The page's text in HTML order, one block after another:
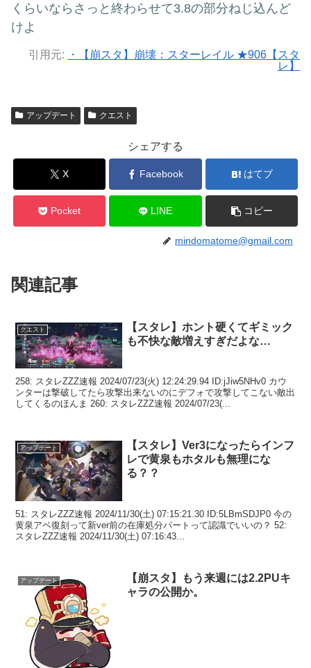
くらいならさっと終わらせて3.8の部分ねじ込んど
けよ
引用元:
・【崩スタ】崩壊：スターレイル ★906【スタ
レ】
アップデート クエスト
シェアする
X Facebook はてブ
Pocket LINE コピー
mindomatome@gmail.com
関連記事
クエスト
【スタレ】ホント硬くてギミック
も不快な敵増えすぎだよな…
258: スタレZZZ速報 2024/07/23(火) 12:24:29.94 ID:jJiw5NHv0 カウ
ンターは撃破してたら攻撃出来ないのにデフォで攻撃してこない敵出
してくるのほんま 260: スタレZZZ速報 2024/07/23(...
アップデート
【スタレ】Ver3になったらインフ
レで黄泉もホタルも無理にな
る？？
51: スタレZZZ速報 2024/11/30(土) 07:15:21.30 ID:5LBmSDJP0 今の
黄泉アベ復刻って新ver前の在庫処分パートって認識でいいの？ 52:
スタレZZZ速報 2024/11/30(土) 07:16:43...
アップデート
【崩スタ】もう来週には2.2PUキ
ャラの公開か。